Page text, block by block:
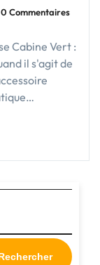
0 Commentaires
Cabine Vert :
il s'agit de